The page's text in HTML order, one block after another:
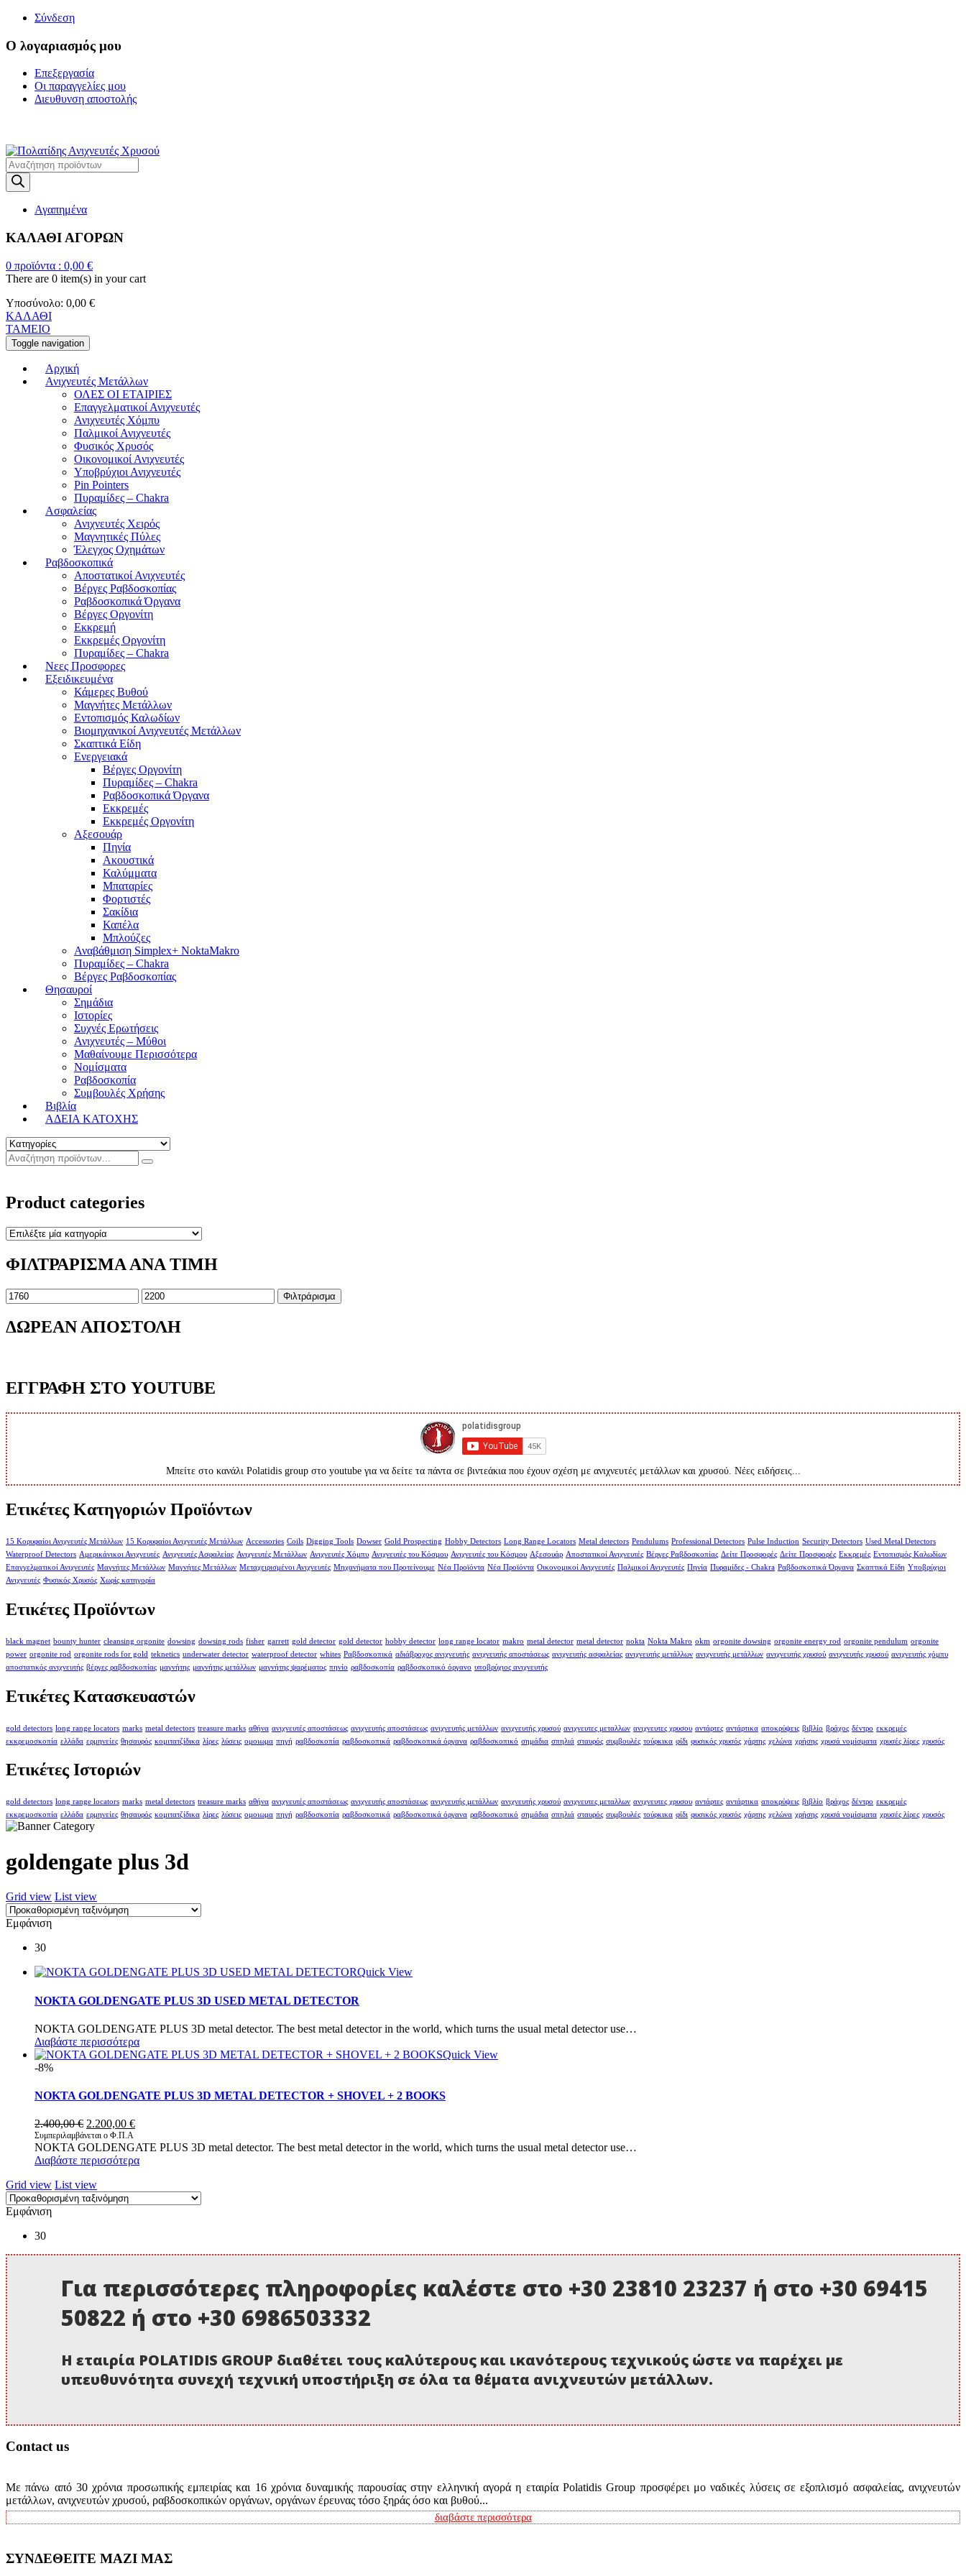
Σύνδεση
Ο λογαριασμός μου
Επεξεργασία
Οι παραγγελίες μου
Διευθυνση αποστολής
Products
search
Αγαπημένα
ΚΑΛΑΘΙ ΑΓΟΡΩΝ
0 προϊόντα : 0,00 €
There are 0 item(s) in your cart
Υποσύνολο: 0,00 €
ΚΑΛΑΘΙ
ΤΑΜΕΙΟ
Toggle navigation
Αρχική
Ανιχνευτές Μετάλλων
ΟΛΕΣ ΟΙ ΕΤΑΙΡΙΕΣ
Επαγγελματικοί Ανιχνευτές
Ανιχνευτές Χόμπυ
Παλμικοί Ανιχνευτές
Φυσικός Χρυσός
Οικονομικοί Ανιχνευτές
Υποβρύχιοι Ανιχνευτές
Pin Pointers
Πυραμίδες – Chakra
Ασφαλείας
Ανιχνευτές Χειρός
Μαγνητικές Πύλες
Έλεγχος Οχημάτων
Ραβδοσκοπικά
Αποστατικοί Ανιχνευτές
Βέργες Ραβδοσκοπίας
Ραβδοσκοπικά Όργανα
Βέργες Οργονίτη
Εκκρεμή
Εκκρεμές Οργονίτη
Πυραμίδες – Chakra
Νεες Προσφορες
Εξειδικευμένα
Κάμερες Βυθού
Μαγνήτες Μετάλλων
Εντοπισμός Καλωδίων
Βιομηχανικοί Ανιχνευτές Μετάλλων
Σκαπτικά Είδη
Ενεργειακά
Βέργες Οργονίτη
Πυραμίδες – Chakra
Ραβδοσκοπικά Όργανα
Εκκρεμές
Εκκρεμές Οργονίτη
Αξεσουάρ
Πηνία
Ακουστικά
Καλύμματα
Μπαταρίες
Φορτιστές
Σακίδια
Καπέλα
Μπλούζες
Αναβάθμιση Simplex+ NoktaMakro
Πυραμίδες – Chakra
Βέργες Ραβδοσκοπίας
Θησαυροί
Σημάδια
Ιστορίες
Συχνές Ερωτήσεις
Ανιχνευτές – Μύθοι
Μαθαίνουμε Περισσότερα
Νομίσματα
Ραβδοσκοπία
Συμβουλές Χρήσης
Βιβλία
ΑΔΕΙΑ ΚΑΤΟΧΗΣ
Product categories
ΦΙΛΤΡΑΡΙΣΜΑ ΑΝΑ ΤΙΜΗ
Ελάχιστη
τιμή
Μέγιστη
τιμή
Φιλτράρισμα
ΔΩΡΕΑΝ ΑΠΟΣΤΟΛΗ
ΕΓΓΡΑΦΗ ΣΤΟ YOUTUBE
Μπείτε στο κανάλι Polatidis group στο youtube για να δείτε τα πάντα σε βιντεάκια που έχουν σχέση με ανιχνευτές μετάλλων και χρυσού. Νέες ειδήσεις...
Ετικέτες Κατηγοριών Προϊόντων
15 Κορυφαίοι Ανιχνευτές Μετάλλων 15 Κορυφαίοι Ανιχνευτές Μετάλλων Accessories Coils Digging Tools Dowser Gold Prospecting Hobby Detectors Long Range Locators Metal detectors Pendulums Professional Detectors Pulse Induction Security Detectors Used Metal Detectors
Waterproof Detectors Αμερικάνικοι Ανιχνευτές Ανιχνευτές Ασφαλείας Ανιχνευτές Μετάλλων Ανιχνευτές Χόμπυ Ανιχνευτές του Κόσμου Ανιχνευτές του Κόσμου Αξεσουάρ Αποστατικοί Ανιχνευτές Βέργες Ραβδοσκοπίας Δείτε Προσφορές Δείτε Προσφορές Εκκρεμές Εντοπισμός Καλωδίων
Επαγγελματικοί Ανιχνευτές Μαγνήτες Μετάλλων Μαγνήτες Μετάλλων Μεταχειρισμένοι Ανιχνευτές Μηχανήματα που Προτείνουμε Νέα Προϊόντα Νέα Προϊόντα Οικονομικοί Ανιχνευτές Παλμικοί Ανιχνευτές Πηνία Πυραμίδες - Chakra Ραβδοσκοπικά Όργανα Σκαπτικά Είδη Υποβρύχιοι
Ανιχνευτές Φυσικός Χρυσός Χωρίς κατηγορία
Ετικέτες Προϊόντων
black magnet bounty hunter cleansing orgonite dowsing dowsing rods fisher garrett gold detector gold detector hobby detector long range locator makro metal detector metal detector nokta Nokta Makro okm orgonite dowsing orgonite energy rod orgonite pendulum orgonite
power orgonite rod orgonite rods for gold teknetics underwater detector waterproof detector whites Ραβδοσκοπικά αδιάβροχος ανιχνευτής ανιχνευτής αποστάσεως ανιχνευτής ασφαλείας ανιχνευτής μετάλλων ανιχνευτής μετάλλων ανιχνευτής χρυσού ανιχνευτής χρυσού ανιχνευτής χόμπυ
αποστατικός ανιχνευτής βέργες ραβδοσκοπίας μαγνήτης μαγνήτης μετάλλων μαγνήτης ψαρέματος πηνίο ραβδοσκοπία ραβδοσκοπικό όργανο υποβρύχιος ανιχνευτής
Ετικέτες Κατασκευαστών
gold detectors long range locators marks metal detectors treasure marks αθήνα ανιχνευτές αποστάσεως ανιχνευτής αποστάσεως ανιχνευτής μετάλλων ανιχνευτής χρυσού ανιχνευτες μεταλλων ανιχνευτες χρυσου αντάρτες αντάρτικα αποκρύψεις βιβλίο βράχος δέντρο εκκρεμές
εκκρεμοσκοπία ελλάδα ερμηνείες θησαυρός κομιτατζίδικα λίρες λύσεις ομοιωμα πηγή ραβδοσκοπία ραβδοσκοπικά ραβδοσκοπικά όργανα ραβδοσκοπικό σημάδια σπηλιά σταυρός συμβουλές τούρκικα φίδι φυσικός χρυσός χάρτης χελώνα χρήσης χρυσά νομίσματα χρυσές λίρες χρυσός
Ετικέτες Ιστοριών
gold detectors long range locators marks metal detectors treasure marks αθήνα ανιχνευτές αποστάσεως ανιχνευτής αποστάσεως ανιχνευτής μετάλλων ανιχνευτής χρυσού ανιχνευτες μεταλλων ανιχνευτες χρυσου αντάρτες αντάρτικα αποκρύψεις βιβλίο βράχος δέντρο εκκρεμές
εκκρεμοσκοπία ελλάδα ερμηνείες θησαυρός κομιτατζίδικα λίρες λύσεις ομοιωμα πηγή ραβδοσκοπία ραβδοσκοπικά ραβδοσκοπικά όργανα ραβδοσκοπικό σημάδια σπηλιά σταυρός συμβουλές τούρκικα φίδι φυσικός χρυσός χάρτης χελώνα χρήσης χρυσά νομίσματα χρυσές λίρες χρυσός
goldengate plus 3d
Grid view List view
Εμφάνιση
30
Quick View
NOKTA GOLDENGATE PLUS 3D USED METAL DETECTOR
NOKTA GOLDENGATE PLUS 3D metal detector. The best metal detector in the world, which turns the usual metal detector use…
Διαβάστε περισσότερα
Quick View
-8%
NOKTA GOLDENGATE PLUS 3D METAL DETECTOR + SHOVEL + 2 BOOKS
2.400,00€ Original
price
was:
2.400,00 €.
2.200,00 €Η
τιμή
είναι:
Συμπεριλαμβάνεται ο Φ.Π.Α
NOKTA GOLDENGATE PLUS 3D metal detector. The best metal detector in the world, which turns the usual metal detector use…
Διαβάστε περισσότερα
Grid view List view
Εμφάνιση
30
Για περισσότερες πληροφορίες καλέστε στο +30 23810 23237 ή στο +30 69415
50822 ή στο +30 6986503332
Η εταιρία POLATIDIS GROUP διαθέτει τους καλύτερους και ικανότερους τεχνικούς ώστε να παρέχει με
υπευθυνότητα συνεχή τεχνική υποστήριξη σε όλα τα θέματα ανιχνευτών μετάλλων.
Contact us
Με πάνω από 30 χρόνια προσωπικής εμπειρίας και 16 χρόνια δυναμικής παρουσίας στην ελληνική αγορά η εταιρία Polatidis Group προσφέρει μο ναδικές λύσεις σε εξοπλισμό ασφαλείας, ανιχνευτών
μετάλλων, ανιχνευτών χρυσού, ραβδοσκοπικών οργάνων, οργάνων έρευνας τόσο ξηράς όσο και βυθού...
διαβάστε περισσότερα
ΣΥΝΔΕΘΕΙΤΕ ΜΑΖΙ ΜΑΣ